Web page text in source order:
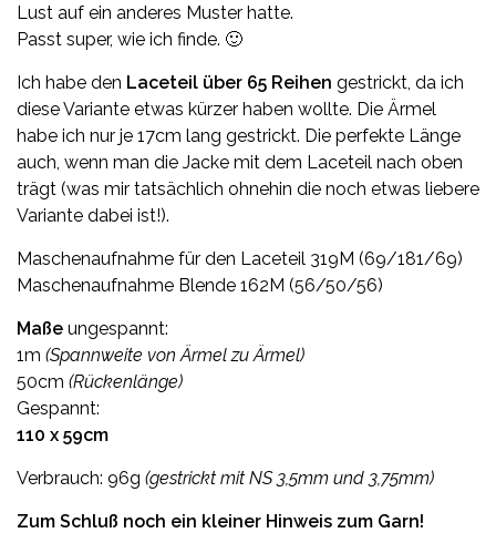
Lust auf ein anderes Muster hatte.
Passt super, wie ich finde. 🙂
Ich habe den Laceteil über 65 Reihen gestrickt, da ich
diese Variante etwas kürzer haben wollte. Die Ärmel
habe ich nur je 17cm lang gestrickt. Die perfekte Länge
auch, wenn man die Jacke mit dem Laceteil nach oben
trägt (was mir tatsächlich ohnehin die noch etwas liebere
Variante dabei ist!).
Maschenaufnahme für den Laceteil 319M (69/181/69)
Maschenaufnahme Blende 162M (56/50/56)
Maße ungespannt:
1m (Spannweite von Ärmel zu Ärmel)
50cm (Rückenlänge)
Gespannt:
110 x 59cm
Verbrauch: 96g (gestrickt mit NS 3,5mm und 3,75mm)
Zum Schluß noch ein kleiner Hinweis zum Garn!